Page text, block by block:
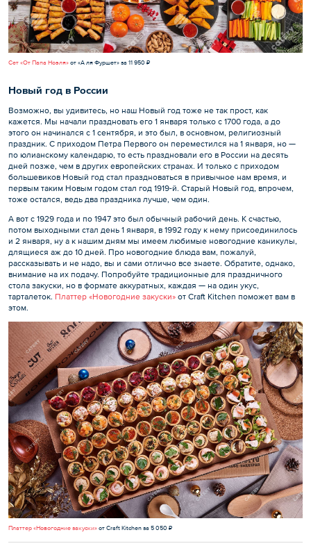
Сет «От Папа Ноэля» от «А ля Фуршет» за 11 950 ₽
Новый год в России
Возможно, вы удивитесь, но наш Новый год тоже не так прост, как
кажется. Мы начали праздновать его 1 января только с 1700 года, а до
этого он начинался с 1 сентября, и это был, в основном, религиозный
праздник. С приходом Петра Первого он переместился на 1 января, но —
по юлианскому календарю, то есть праздновали его в России на десять
дней позже, чем в других европейских странах. И только с приходом
большевиков Новый год стал праздноваться в привычное нам время, и
первым таким Новым годом стал год 1919-й. Старый Новый год, впрочем,
тоже остался, ведь два праздника лучше, чем один.
А вот с 1929 года и по 1947 это был обычный рабочий день. К счастью,
потом выходными стал день 1 января, в 1992 году к нему присоединилось
и 2 января, ну а к нашим дням мы имеем любимые новогодние каникулы,
длящиеся аж до 10 дней. Про новогодние блюда вам, пожалуй,
рассказывать и не надо, вы и сами отлично все знаете. Обратите, однако,
внимание на их подачу. Попробуйте традиционные для праздничного
стола закуски, но в формате аккуратных, каждая — на один укус,
тарталеток. Платтер «Новогодние закуски» от Craft Kitchen поможет вам в
этом.
Платтер «Новогодние закуски» от Craft Kitchen за 5 050 ₽